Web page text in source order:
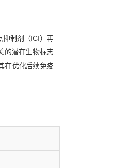
抑制剂（ICI）再
的潜在生物标志
在优化后续免疫